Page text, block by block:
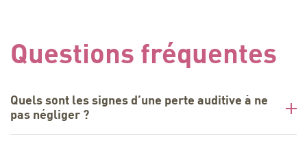
Questions fréquentes
Quels sont les signes d’une perte auditive à ne
pas négliger ?